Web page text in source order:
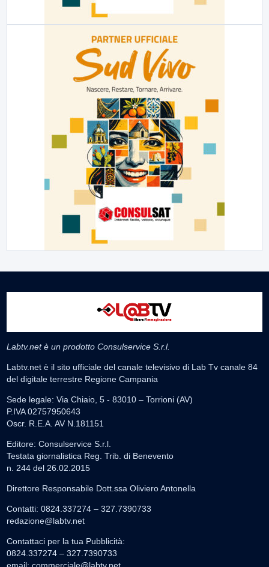
Labtv.net è un prodotto Consulservice S.r.l.
Labtv.net è il sito ufficiale del canale televisivo di Lab Tv canale 84
del digitale terrestre Regione Campania
Sede legale: Via Chiaio, 5 - 83010 – Torrioni (AV)
P.IVA 02757950643
Oscr. R.E.A. AV N.181151
Editore: Consulservice S.r.l.
Testata giornalistica Reg. Trib. di Benevento
n. 244 del 26.02.2015
Direttore Responsabile Dott.ssa Oliviero Antonella
Contatti: 0824.337274 – 327.7390733
redazione@labtv.net
Contattaci per la tua Pubblicità:
0824.337274 – 327.7390733